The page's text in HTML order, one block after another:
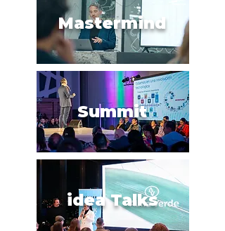
Mastermind
Summit
idea Talks